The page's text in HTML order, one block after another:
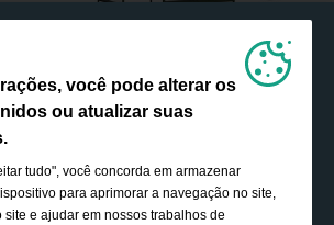
você pode alterar os
ou atualizar suas
tudo", você concorda em armazenar
para aprimorar a navegação no site,
site e ajudar em nossos trabalhos de